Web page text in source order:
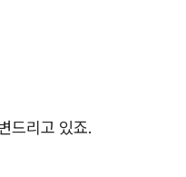
드리고 있죠.